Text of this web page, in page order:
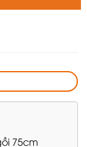
75cm